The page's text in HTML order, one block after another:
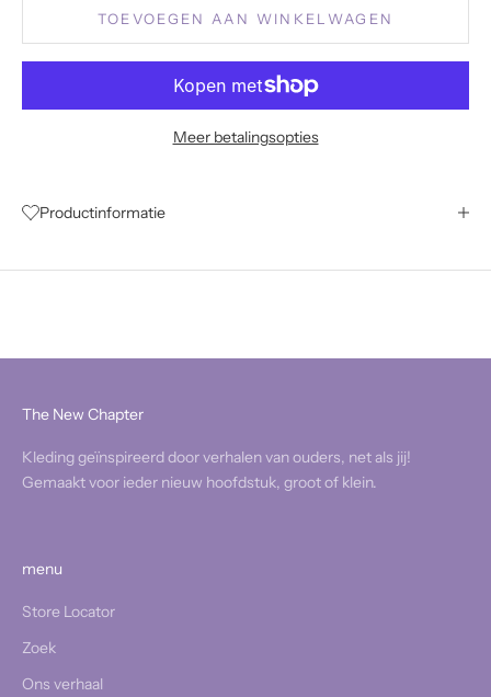
TOEVOEGEN AAN WINKELWAGEN
Meer betalingsopties
Productinformatie
The New Chapter
Kleding geïnspireerd door verhalen van ouders, net als jij!
Gemaakt voor ieder nieuw hoofdstuk, groot of klein.
menu
Store Locator
Zoek
Ons verhaal